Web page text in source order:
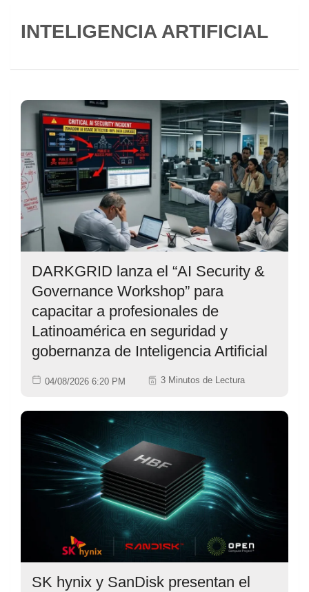
INTELIGENCIA ARTIFICIAL
DARKGRID lanza el “AI Security &
Governance Workshop” para
capacitar a profesionales de
Latinoamérica en seguridad y
gobernanza de Inteligencia Artificial
04/08/2026 6:20 PM 3 Minutos de Lectura
SK hynix y SanDisk presentan el